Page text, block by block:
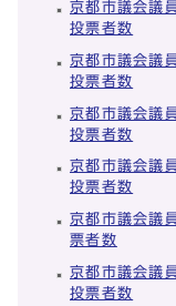
京都市議会議
投票者数
京都市議会議
投票者数
京都市議会議
投票者数
京都市議会議
投票者数
京都市議会議
票者数
京都市議会議
投票者数